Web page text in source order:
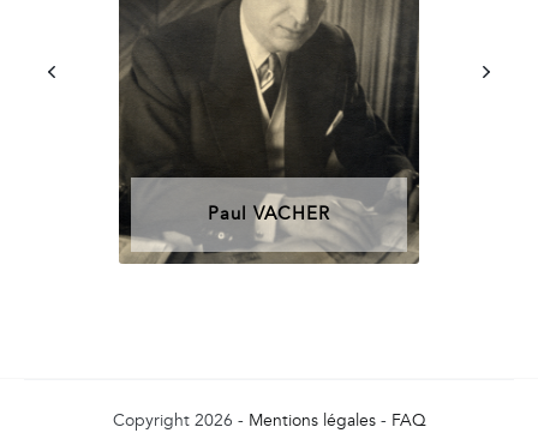
Paul VACHER
Copyright 2026 - Mentions légales- FAQ